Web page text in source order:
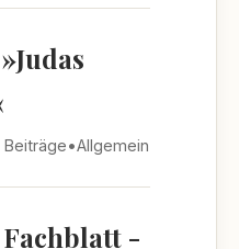
Beiträge•Allgemein
-